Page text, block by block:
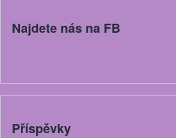
Najdete nás na FB
Příspěvky